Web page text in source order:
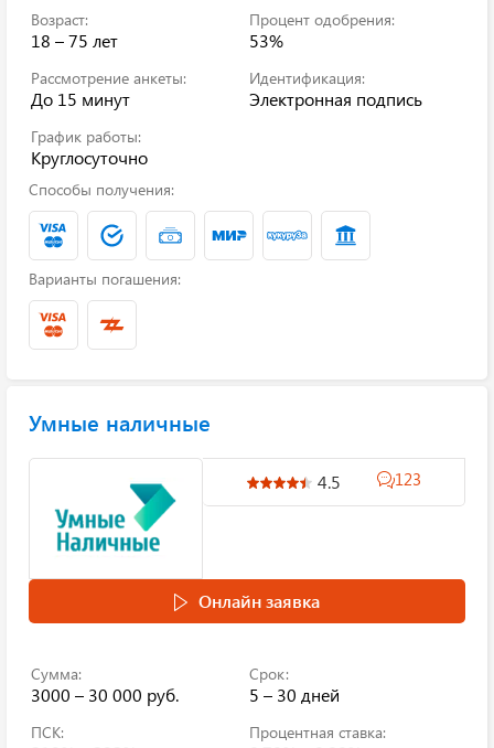
Возраст:
18 – 75 лет
Процент одобрения:
53%
Рассмотрение анкеты:
До 15 минут
Идентификация:
Электронная подпись
График работы:
Круглосуточно
Способы получения:
Варианты погашения:
Умные наличные
4.5 123
Онлайн заявка
Сумма:
3000 – 30 000 руб.
Срок:
5 – 30 дней
ПСК: Процентная ставка: